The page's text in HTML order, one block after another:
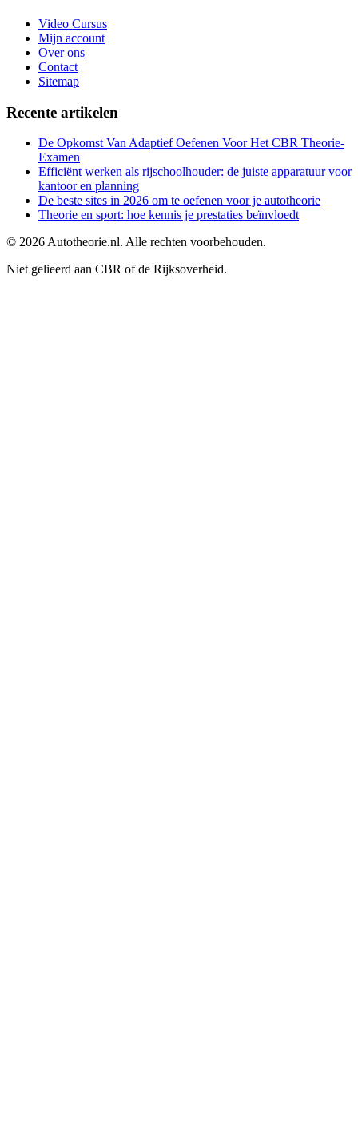
Video Cursus
Mijn account
Over ons
Contact
Sitemap
Recente artikelen
De Opkomst Van Adaptief Oefenen Voor Het CBR Theorie-
Examen
Efficiënt werken als rijschoolhouder: de juiste apparatuur voor
kantoor en planning
De beste sites in 2026 om te oefenen voor je autotheorie
Theorie en sport: hoe kennis je prestaties beïnvloedt
© 2026Autotheorie.nl. Alle rechten voorbehouden.
Niet gelieerd aan CBR of de Rijksoverheid.